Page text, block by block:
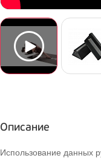
Описание
Использование данных